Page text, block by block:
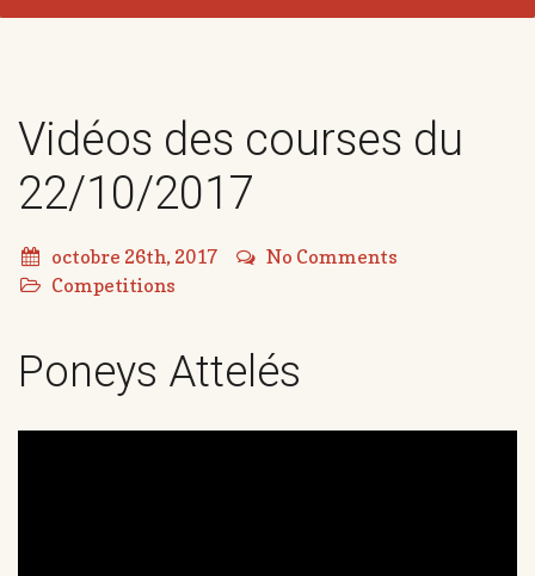
Vidéos des courses du
22/10/2017
octobre 26th, 2017
No Comments
Competitions
Poneys Attelés